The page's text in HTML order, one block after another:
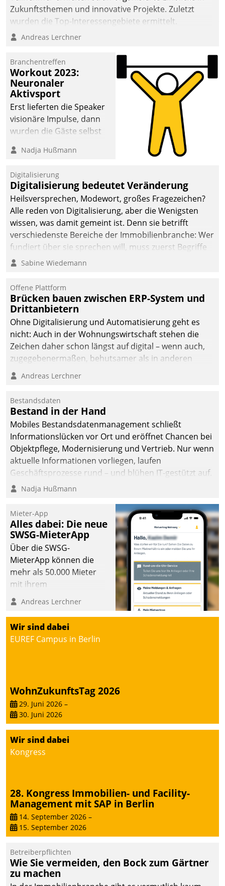
Zukunftsthemen und innovative Projekte. Zuletzt
wurden die Top-Interessengebiete ermittelt.
Andreas Lerchner
Branchentreffen
Workout 2023:
Neuronaler
Aktivsport
Erst lieferten die Speaker
visionäre Impulse, dann
wurden die Gäste selbst
methodisch
Quartier. Dazwischen
zeigte Datatrain, was es
Neues zu bieten hat.
Nadja Hußmann
Digitalisierung
Digitalisierung bedeutet Veränderung
Heilsversprechen, Modewort, großes Fragezeichen?
Alle reden von Digitalisierung, aber die Wenigsten
wissen, was damit gemeint ist. Denn sie betrifft
verschiedenste Bereiche der Immobilienbranche: Wer
fundiert über sie sprechen will, muss zuerst Begriffe
klären. Ein Aspekt ist die betriebliche Optimierung:
Einsparungen durch optimierte und automatisierte
Prozesse. Doch man darf nicht zu viel erwarten: Allein
mit der Einführung einer neuen Software ist es nicht
getan. Die Digitalisierung erfordert von Unternehmen
die Bereitschaft, sich zu überprüfen, zu hinterfragen
und zu verändern.
Sabine Wiedemann
Offene Plattform
Brücken bauen zwischen ERP-System und
Drittanbietern
Ohne Digitalisierung und Automatisierung geht es
nicht: Auch in der Wohnungswirtschaft stehen die
Zeichen daher schon längst auf digital – wenn auch,
zugegebenermaßen, behutsamer als in anderen
Branchen.
Andreas Lerchner
Bestandsdaten
Bestand in der Hand
Mobiles Bestandsdatenmanagement schließt
Informationslücken vor Ort und eröffnet Chancen bei
Objektpflege, Modernisierung und Vertrieb. Nur wenn
aktuelle Informationen vorliegen, laufen
Geschäftsprozesse rund – und blühen IT-gestützt auf.
Nadja Hußmann
Mieter-App
Alles dabei: Die neue
SWSG-MieterApp
Über die SWSG-
MieterApp können die
mehr als 50.000 Mieter
mit ihrem
Wohnungsunternehmen
kommunizieren, auf dem
Laufenden bleiben, Daten
einsehen und ändern
oder
Andreas Lerchner
Wir sind dabei
EUREF Campus in Berlin
WohnZukunftsTag 2026
29. Juni 2026 –
30. Juni 2026
Wir sind dabei
Kongress
28. Kongress Immobilien- und Facility-
Management mit SAP in Berlin
14. September 2026 –
15. September 2026
Betreiberpflichten
Wie Sie vermeiden, den Bock zum Gärtner
zu machen